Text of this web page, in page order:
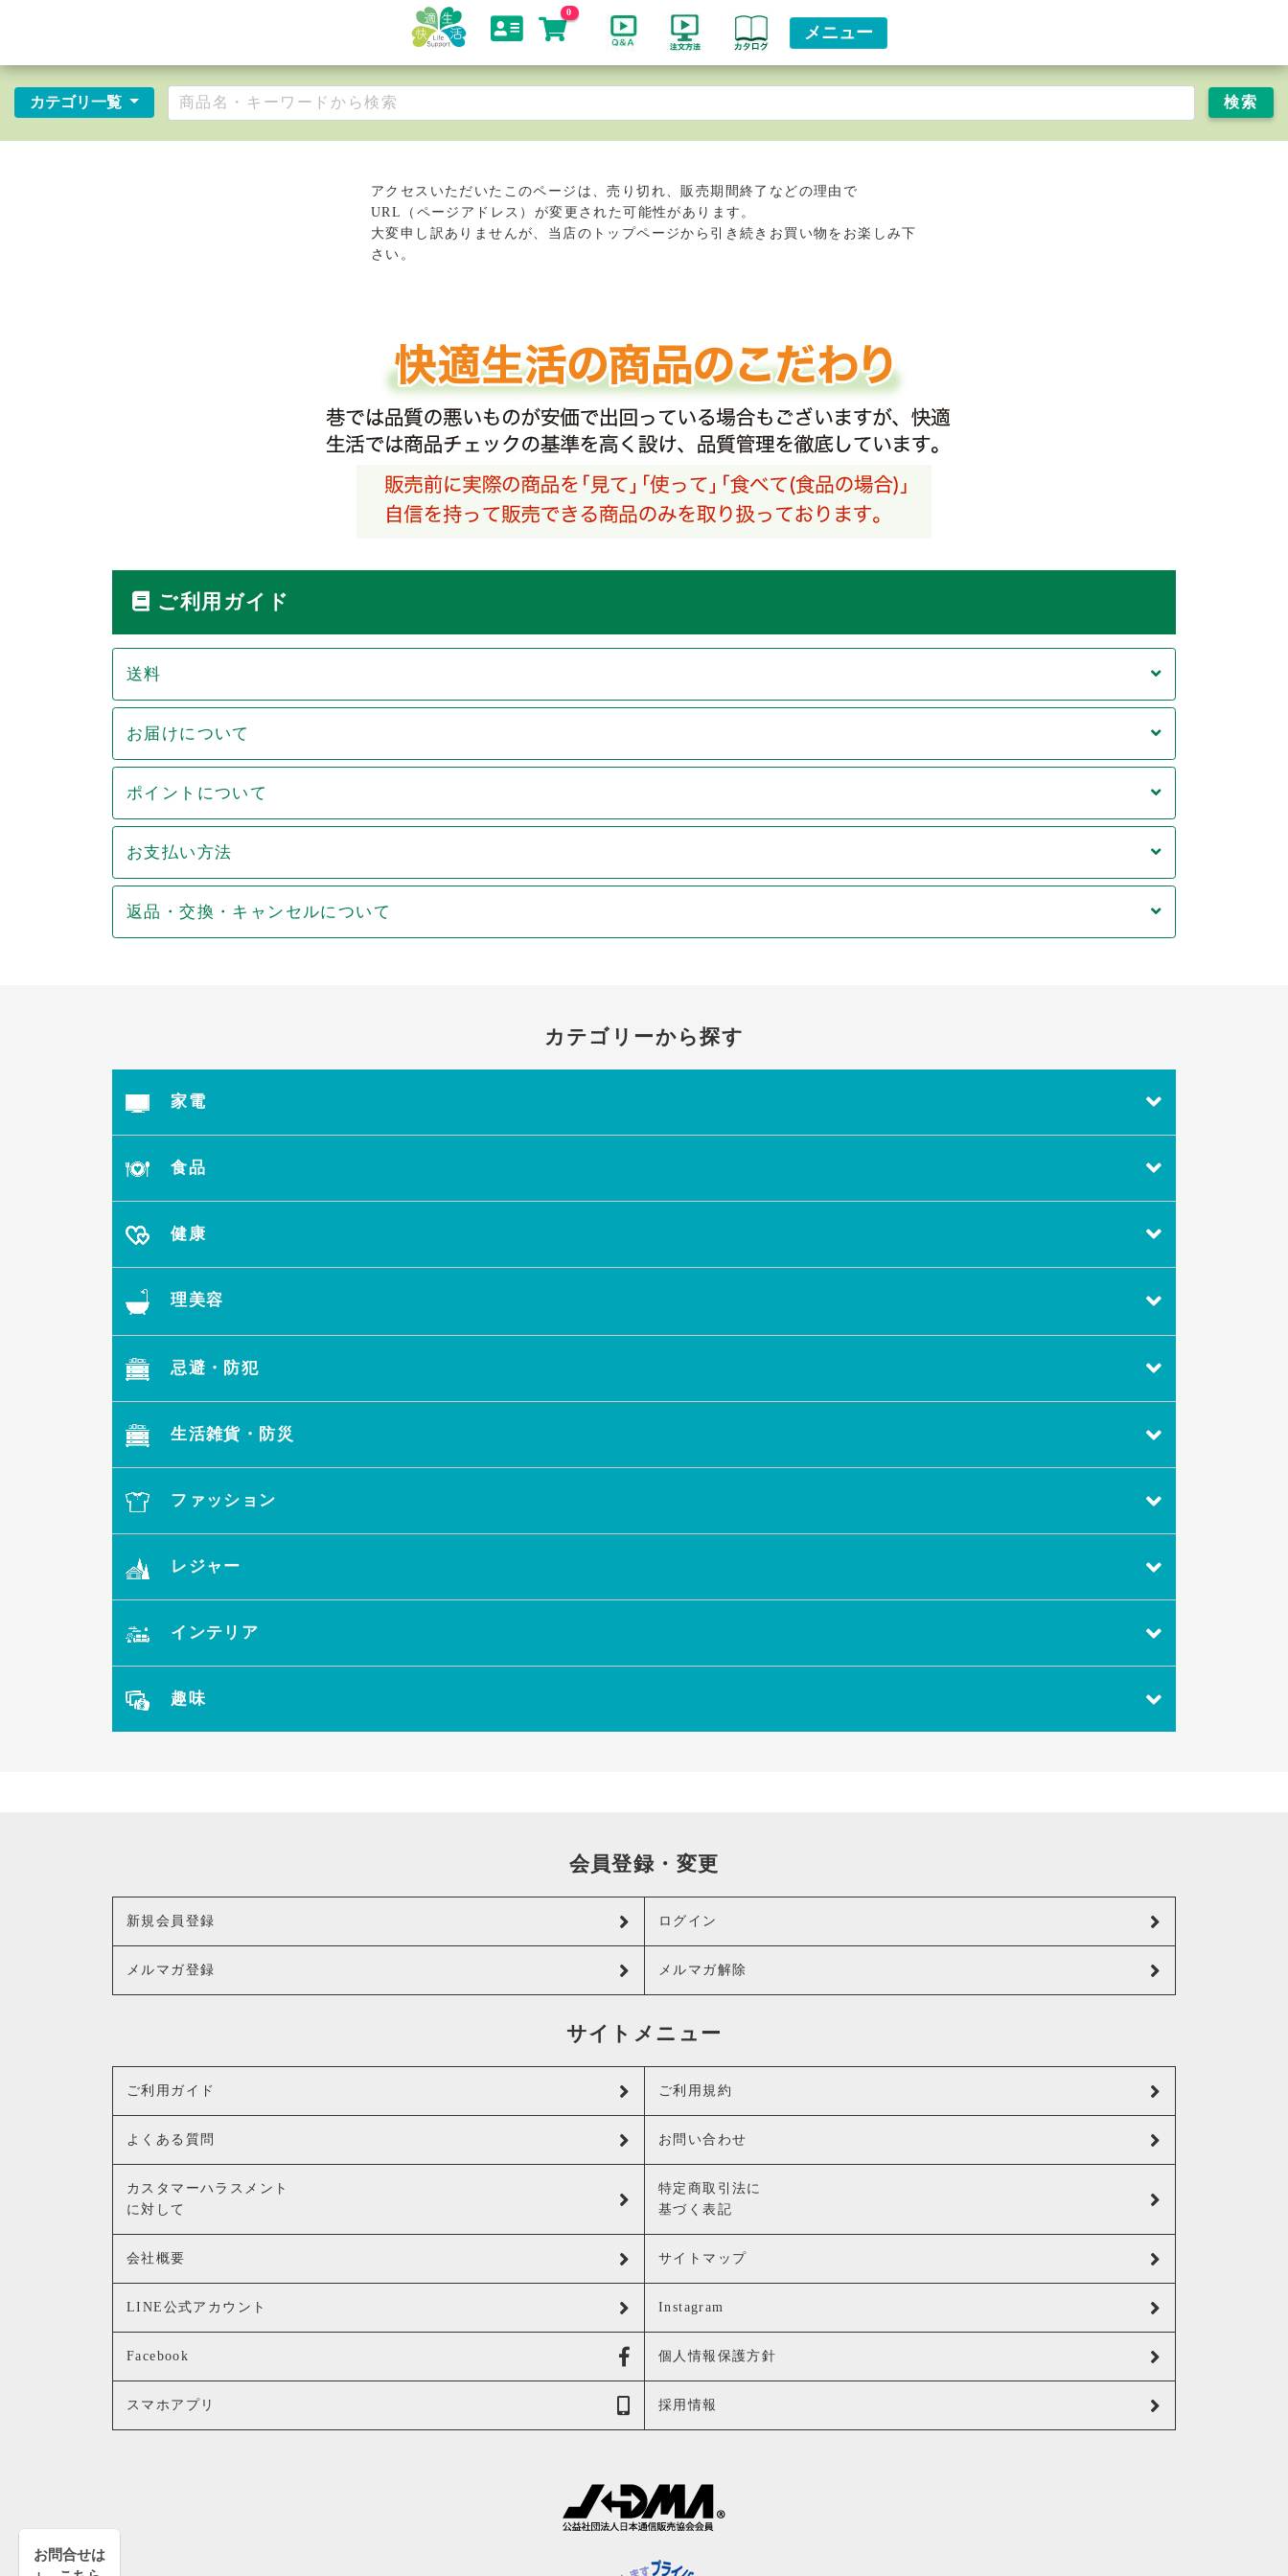
0
メニュー
カテゴリ一覧
アクセスいただいたこのページは、売り切れ、販売期間終了などの理由で
URL（ページアドレス）が変更された可能性があります。
大変申し訳ありませんが、当店のトップページから引き続きお買い物をお楽しみ下
さい。
ご利用ガイド
送料
お届けについて
ポイントについて
お支払い方法
返品・交換・キャンセルについて
カテゴリーから探す
家電
食品
健康
理美容
忌避・防犯
生活雑貨・防災
ファッション
レジャー
インテリア
趣味
会員登録・変更
新規会員登録 ログイン
メルマガ登録 メルマガ解除
サイトメニュー
ご利用ガイド ご利用規約
よくある質問 お問い合わせ
カスタマーハラスメント
に対して
特定商取引法に
基づく表記
会社概要 サイトマップ
LINE公式アカウント Instagram
Facebook 個人情報保護方針
スマホアプリ 採用情報
お問合せは